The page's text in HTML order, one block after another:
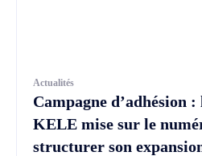
Actualités
Campagne d’adhésion
KELE mise sur le
structurer son